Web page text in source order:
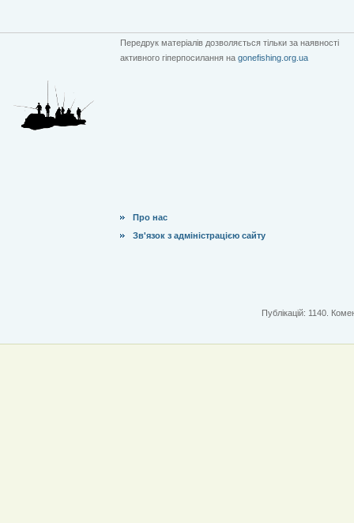
Передрук матеріалів дозволяється тільки за наявності
активного гіперпосилання на gonefishing.org.ua
Про нас
Зв'язок з адміністрацією сайту
Публікацій: 1140.